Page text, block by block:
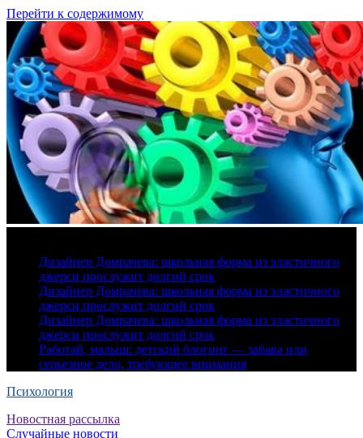
Перейти к содержимому
Дизайнер Домрачева: школьная форма из эластичного
джерси прослужит долгий срок
Дизайнер Домрачева: школьная форма из эластичного
джерси прослужит долгий срок
Дизайнер Домрачева: школьная форма из эластичного
джерси прослужит долгий срок
Работай, малыш: детский блогинг — забава или
серьезное дело, требующее внимания
Психология
Новостная рассылка
Случайные новости